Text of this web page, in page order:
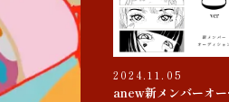
2024.11.05